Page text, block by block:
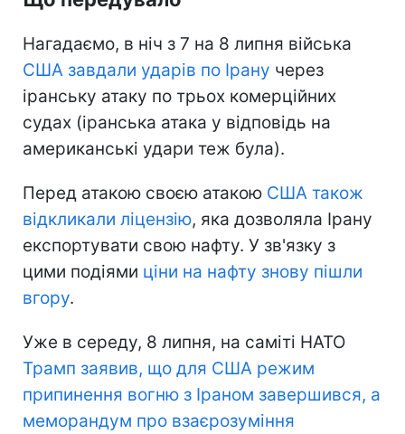
Нагадаємо, в ніч з 7 на 8 липня війська
США завдали ударів по Ірану через
іранську атаку по трьох комерційних
судах (іранська атака у відповідь на
американські удари теж була).
Перед атакою своєю атакою США також
відкликали ліцензію, яка дозволяла Ірану
експортувати свою нафту. У зв'язку з
цими подіями ціни на нафту знову пішли
вгору.
Уже в середу, 8 липня, на саміті НАТО
Трамп заявив, що для США режим
припинення вогню з Іраном завершився, а
меморандум про взаєрозуміння